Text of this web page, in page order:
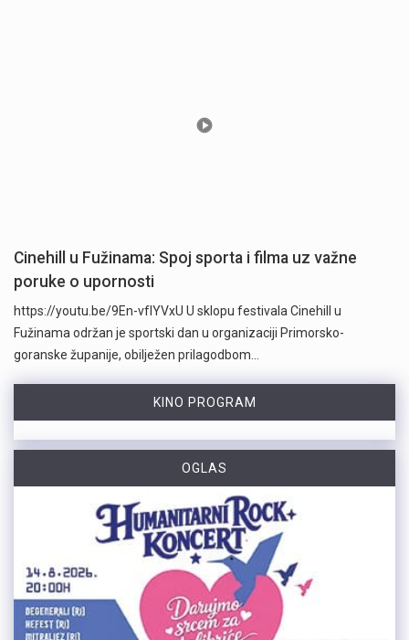
Cinehill u Fužinama: Spoj sporta i filma uz važne
poruke o upornosti
https://youtu.be/9En-vfIYVxU U sklopu festivala Cinehill u
Fužinama održan je sportski dan u organizaciji Primorsko-
goranske županije, obilježen prilagodbom…
KINO PROGRAM
OGLAS